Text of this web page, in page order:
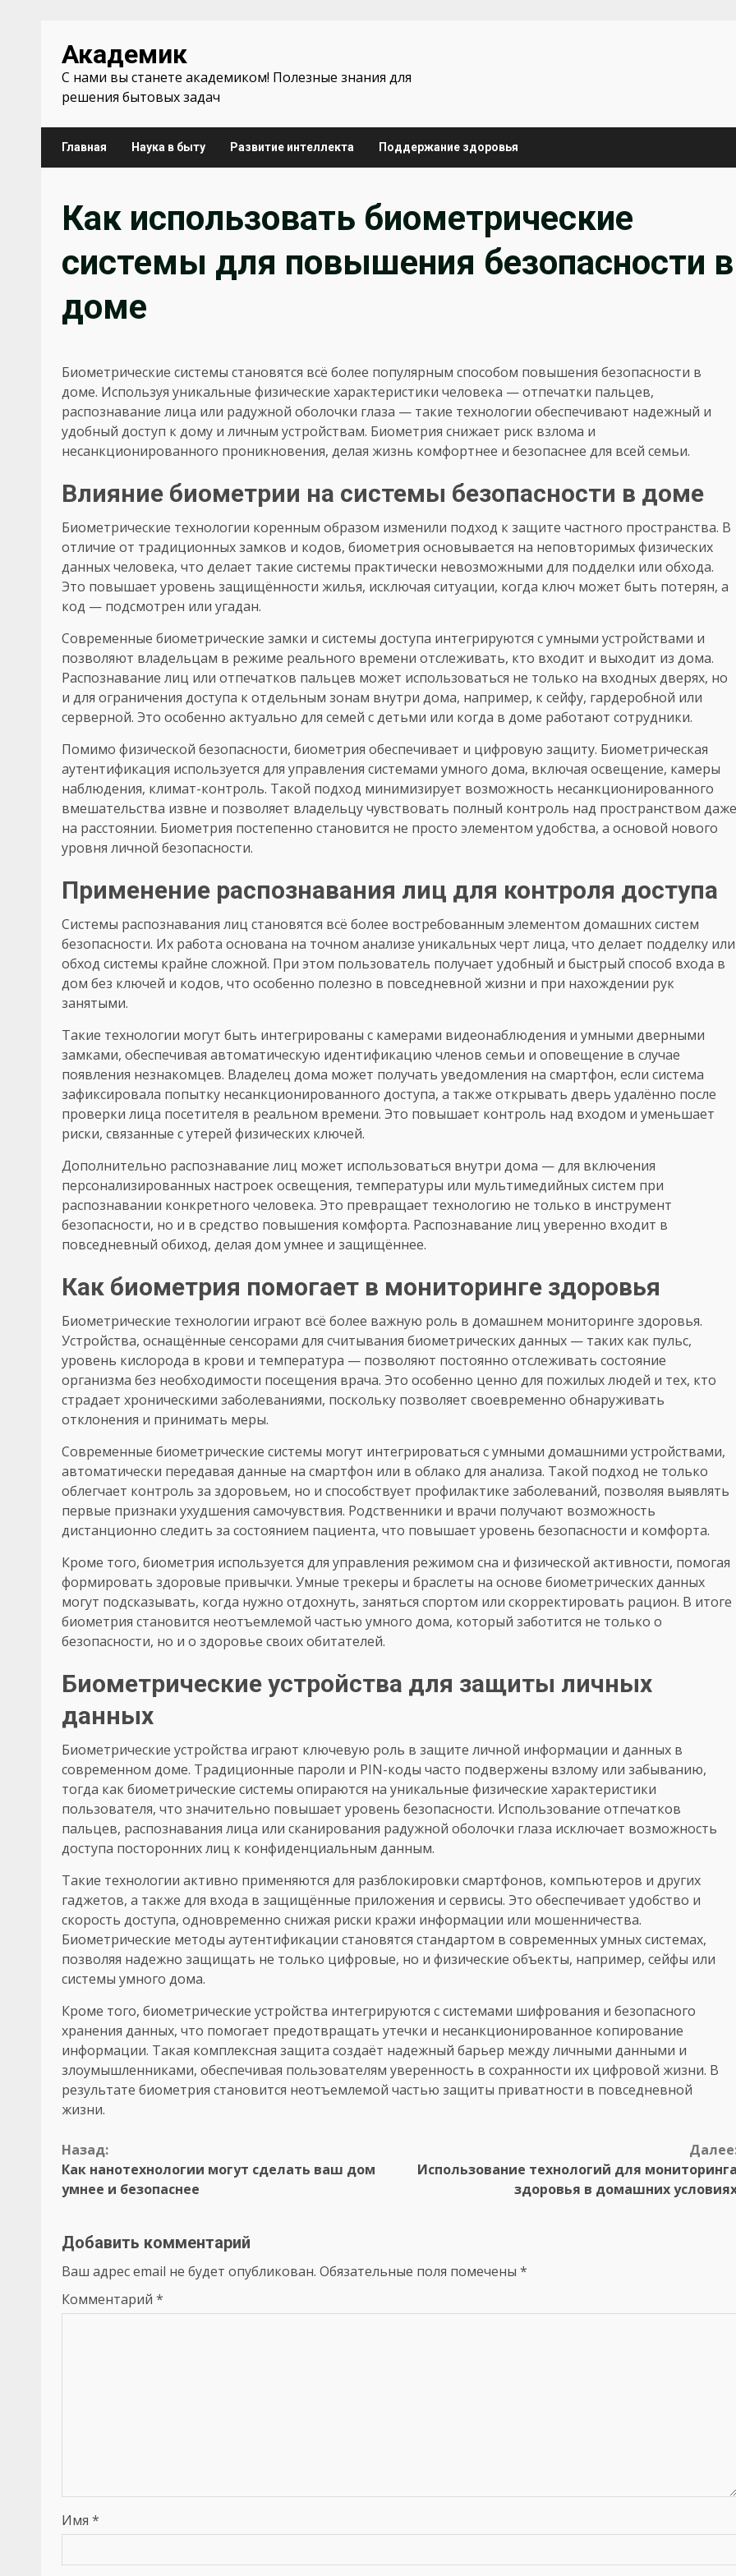
содержимому
Академик
С нами вы станете академиком! Полезные знания для
решения бытовых задач
Главная Наука в быту Развитие интеллекта Поддержание здоровья
Как использовать биометрические
системы для повышения безопасности в
доме
Биометрические системы становятся всё более популярным способом повышения безопасности в
доме. Используя уникальные физические характеристики человека — отпечатки пальцев,
распознавание лица или радужной оболочки глаза — такие технологии обеспечивают надежный и
удобный доступ к дому и личным устройствам. Биометрия снижает риск взлома и
несанкционированного проникновения, делая жизнь комфортнее и безопаснее для всей семьи.
Влияние биометрии на системы безопасности в доме
Биометрические технологии коренным образом изменили подход к защите частного пространства. В
отличие от традиционных замков и кодов, биометрия основывается на неповторимых физических
данных человека, что делает такие системы практически невозможными для подделки или обхода.
Это повышает уровень защищённости жилья, исключая ситуации, когда ключ может быть потерян, а
код — подсмотрен или угадан.
Современные биометрические замки и системы доступа интегрируются с умными устройствами и
позволяют владельцам в режиме реального времени отслеживать, кто входит и выходит из дома.
Распознавание лиц или отпечатков пальцев может использоваться не только на входных дверях, но
и для ограничения доступа к отдельным зонам внутри дома, например, к сейфу, гардеробной или
серверной. Это особенно актуально для семей с детьми или когда в доме работают сотрудники.
Помимо физической безопасности, биометрия обеспечивает и цифровую защиту. Биометрическая
аутентификация используется для управления системами умного дома, включая освещение, камеры
наблюдения, климат-контроль. Такой подход минимизирует возможность несанкционированного
вмешательства извне и позволяет владельцу чувствовать полный контроль над пространством даже
на расстоянии. Биометрия постепенно становится не просто элементом удобства, а основой нового
уровня личной безопасности.
Применение распознавания лиц для контроля доступа
Системы распознавания лиц становятся всё более востребованным элементом домашних систем
безопасности. Их работа основана на точном анализе уникальных черт лица, что делает подделку или
обход системы крайне сложной. При этом пользователь получает удобный и быстрый способ входа в
дом без ключей и кодов, что особенно полезно в повседневной жизни и при нахождении рук
занятыми.
Такие технологии могут быть интегрированы с камерами видеонаблюдения и умными дверными
замками, обеспечивая автоматическую идентификацию членов семьи и оповещение в случае
появления незнакомцев. Владелец дома может получать уведомления на смартфон, если система
зафиксировала попытку несанкционированного доступа, а также открывать дверь удалённо после
проверки лица посетителя в реальном времени. Это повышает контроль над входом и уменьшает
риски, связанные с утерей физических ключей.
Дополнительно распознавание лиц может использоваться внутри дома — для включения
персонализированных настроек освещения, температуры или мультимедийных систем при
распознавании конкретного человека. Это превращает технологию не только в инструмент
безопасности, но и в средство повышения комфорта. Распознавание лиц уверенно входит в
повседневный обиход, делая дом умнее и защищённее.
Как биометрия помогает в мониторинге здоровья
Биометрические технологии играют всё более важную роль в домашнем мониторинге здоровья.
Устройства, оснащённые сенсорами для считывания биометрических данных — таких как пульс,
уровень кислорода в крови и температура — позволяют постоянно отслеживать состояние
организма без необходимости посещения врача. Это особенно ценно для пожилых людей и тех, кто
страдает хроническими заболеваниями, поскольку позволяет своевременно обнаруживать
отклонения и принимать меры.
Современные биометрические системы могут интегрироваться с умными домашними устройствами,
автоматически передавая данные на смартфон или в облако для анализа. Такой подход не только
облегчает контроль за здоровьем, но и способствует профилактике заболеваний, позволяя выявлять
первые признаки ухудшения самочувствия. Родственники и врачи получают возможность
дистанционно следить за состоянием пациента, что повышает уровень безопасности и комфорта.
Кроме того, биометрия используется для управления режимом сна и физической активности, помогая
формировать здоровые привычки. Умные трекеры и браслеты на основе биометрических данных
могут подсказывать, когда нужно отдохнуть, заняться спортом или скорректировать рацион. В итоге
биометрия становится неотъемлемой частью умного дома, который заботится не только о
безопасности, но и о здоровье своих обитателей.
Биометрические устройства для защиты личных
данных
Биометрические устройства играют ключевую роль в защите личной информации и данных в
современном доме. Традиционные пароли и PIN-коды часто подвержены взлому или забыванию,
тогда как биометрические системы опираются на уникальные физические характеристики
пользователя, что значительно повышает уровень безопасности. Использование отпечатков
пальцев, распознавания лица или сканирования радужной оболочки глаза исключает возможность
доступа посторонних лиц к конфиденциальным данным.
Такие технологии активно применяются для разблокировки смартфонов, компьютеров и других
гаджетов, а также для входа в защищённые приложения и сервисы. Это обеспечивает удобство и
скорость доступа, одновременно снижая риски кражи информации или мошенничества.
Биометрические методы аутентификации становятся стандартом в современных умных системах,
позволяя надежно защищать не только цифровые, но и физические объекты, например, сейфы или
системы умного дома.
Кроме того, биометрические устройства интегрируются с системами шифрования и безопасного
хранения данных, что помогает предотвращать утечки и несанкционированное копирование
информации. Такая комплексная защита создаёт надежный барьер между личными данными и
злоумышленниками, обеспечивая пользователям уверенность в сохранности их цифровой жизни. В
результате биометрия становится неотъемлемой частью защиты приватности в повседневной
жизни.
Продолжить
чтение
Назад:
Как нанотехнологии могут сделать ваш дом
умнее и безопаснее
Использование технологий для
здоровья в домашних
Добавить комментарий
Ваш адрес email не будет опубликован. Обязательные поля помечены *
Комментарий *
Имя *